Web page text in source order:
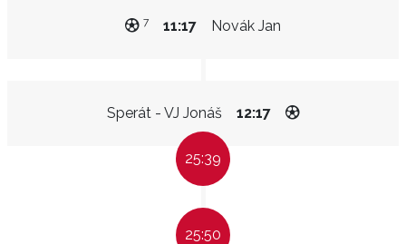
Novák Jan
11:17
7
Sperát - VJ Jonáš 12:17
25:39
25:50